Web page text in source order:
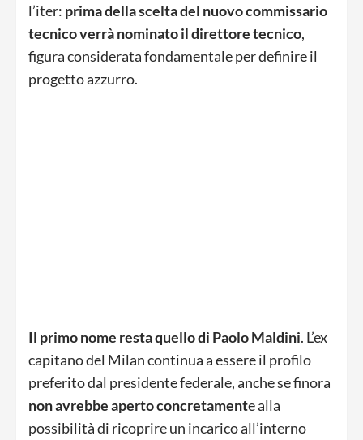
l’iter: prima della scelta del nuovo commissario
tecnico verrà nominato il direttore tecnico,
figura considerata fondamentale per definire il
progetto azzurro.
Il primo nome resta quello di Paolo Maldini. L’ex
capitano del Milan continua a essere il profilo
preferito dal presidente federale, anche se finora
non avrebbe aperto concretamente alla
possibilità di ricoprire un incarico all’interno